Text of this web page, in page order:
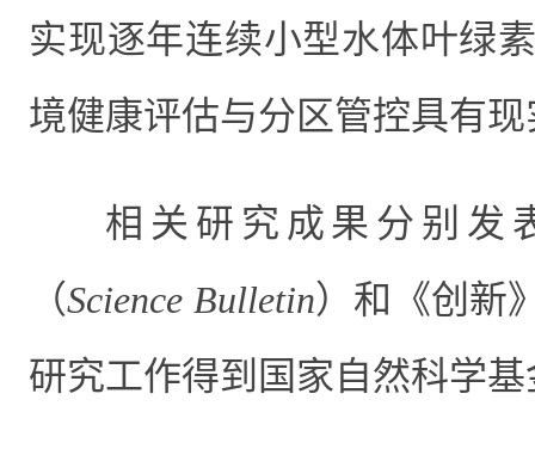
实现逐年连续小型水体叶绿
境健康评估与分区管控具有
相关研究成果分别发
（Science Bulletin）和《创新
研究工作得到国家自然科学